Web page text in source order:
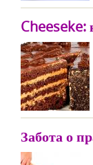
Cheeseke:
Забота о